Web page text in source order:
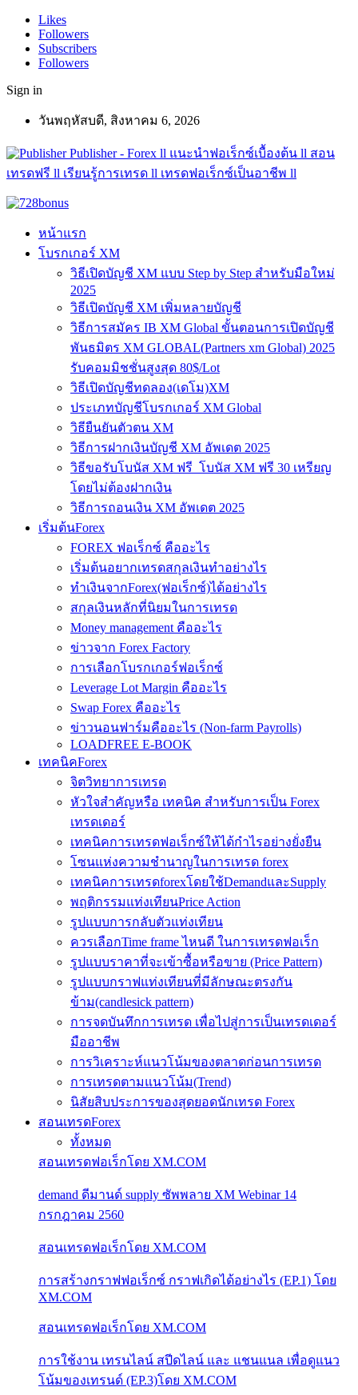
Likes
Followers
Subscribers
Followers
Sign in
วันพฤหัสบดี, สิงหาคม 6, 2026
Publisher - Forex ll แนะนำฟอเร็กซ์เบื้องต้น ll สอน
เทรดฟรี ll เรียนรู้การเทรด ll เทรดฟอเร็กซ์เป็นอาชีพ ll
หน้าแรก
โบรกเกอร์ XM
วิธีเปิดบัญชี XM แบบ Step by Step สำหรับมือใหม่
2025
วิธีเปิดบัญชี XM เพิ่มหลายบัญชี
วิธีการสมัคร IB XM Global ขั้นตอนการเปิดบัญชี
พันธมิตร XM GLOBAL(Partners xm Global) 2025
รับคอมมิชชั่นสูงสุด 80$/Lot
วิธีเปิดบัญชีทดลอง(เดโม)XM
ประเภทบัญชีโบรกเกอร์ XM Global
วิธียืนยันตัวตน XM
วิธีการฝากเงินบัญชี XM อัพเดต 2025
วิธีขอรับโบนัส XM ฟรี โบนัส XM ฟรี 30 เหรียญ
โดยไม่ต้องฝากเงิน
วิธีการถอนเงิน XM อัพเดต 2025
เริ่มต้นForex
FOREX ฟอเร็กซ์ คืออะไร
เริ่มต้นอยากเทรดสกุลเงินทำอย่างไร
ทำเงินจากForex(ฟอเร็กซ์)ได้อย่างไร
สกุลเงินหลักที่นิยมในการเทรด
Money management คืออะไร
ข่าวจาก Forex Factory
การเลือกโบรกเกอร์ฟอเร็กซ์
Leverage Lot Margin คืออะไร
Swap Forex คืออะไร
ข่าวนอนฟาร์มคืออะไร (Non-farm Payrolls)
LOADFREE E-BOOK
เทคนิคForex
จิตวิทยาการเทรด
หัวใจสำคัญหรือ เทคนิค สำหรับการเป็น Forex
เทรดเดอร์
เทคนิคการเทรดฟอเร็กซ์ให้ได้กำไรอย่างยั่งยืน
โซนแห่งความชำนาญในการเทรด forex
เทคนิคการเทรดforexโดยใช้DemandและSupply
พฤติกรรมแท่งเทียนPrice Action
รูปแบบการกลับตัวแท่งเทียน
ควรเลือกTime frame ไหนดี ในการเทรดฟอเร็ก
รูปแบบราคาที่จะเข้าซื้อหรือขาย (Price Pattern)
รูปแบบกราฟแท่งเทียนที่มีลักษณะตรงกัน
ข้าม(candlesick pattern)
การจดบันทึกการเทรด เพื่อไปสู่การเป็นเทรดเดอร์
มืออาชีพ
การวิเคราะห์แนวโน้มของตลาดก่อนการเทรด
การเทรดตามแนวโน้ม(Trend)
นิสัยสิบประการของสุดยอดนักเทรด Forex
สอนเทรดForex
ทั้งหมด
สอนเทรดฟอเร็กโดย XM.COM
demand ดีมานด์ supply ซัพพลาย XM Webinar 14
กรกฎาคม 2560
สอนเทรดฟอเร็กโดย XM.COM
การสร้างกราฟฟอเร็กซ์ กราฟเกิดได้อย่างไร (EP.1) โดย
XM.COM
สอนเทรดฟอเร็กโดย XM.COM
การใช้งาน เทรนไลน์ สปีดไลน์ และ แชนแนล เพื่อดูแนว
โน้มของเทรนด์ (EP.3)โดย XM.COM